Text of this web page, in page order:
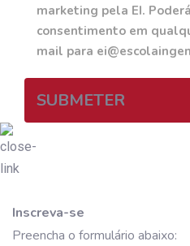
marketing pela EI.
consentimento em
mail para
SUBMETER
Inscreva-se
Preencha o formulário abaixo: